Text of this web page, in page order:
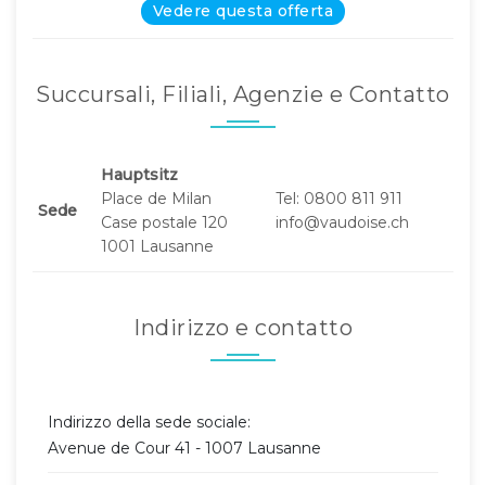
Vedere questa offerta
Succursali, Filiali, Agenzie e Contatto
Sede
Hauptsitz
Place de Milan
Case postale 120
1001 Lausanne
Tel: 0800 811 911
info@vaudoise.ch
Indirizzo e contatto
Indirizzo della sede sociale:
Avenue de Cour 41 - 1007 Lausanne